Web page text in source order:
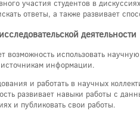
участия студентов в
ответы, а также развивает
деятельности
возможность использовать
информации.
и работать в научных
развивает навыки работы с
и публиковать свои работы.